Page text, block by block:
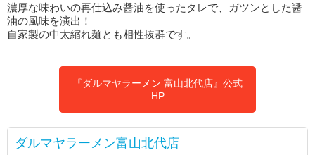
濃厚な味わいの再仕込み醤油を使ったタレで、ガツンとした醤
油の風味を演出！
自家製の中太縮れ麺とも相性抜群です。
『ダルマヤラーメン 富山北代店』公式
HP
ダルマヤラーメン富山北代店